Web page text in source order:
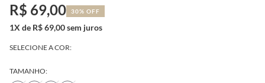
R$ 69,00 30% OFF
1X de R$ 69,00 sem juros
SELECIONE A COR:
TAMANHO: